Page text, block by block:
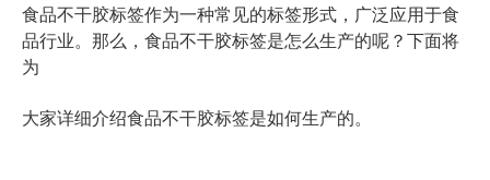
食品不干胶标签作为一种常见的标签形式，广泛应用于食
品行业。那么，食品不干胶标签是怎么生产的呢？下面将
为
大家详细介绍食品不干胶标签是如何生产的。